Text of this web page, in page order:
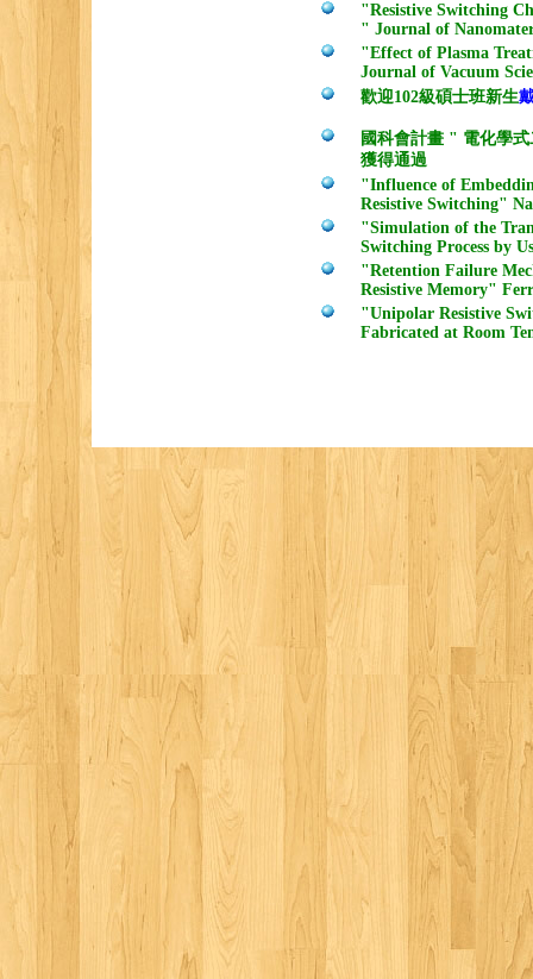
"Resistive Switching
" Journal of
"Effect of Plasma
Journal of Vacuum
歡迎102級碩士班新生
國科會計畫 " 電化學
獲得通過
"Influence of
Resistive Switching"
"Simulation of the
Switching Process by
"Retention Failure
Resistive Memory"
"Unipolar Resistive
Fabricated at Room